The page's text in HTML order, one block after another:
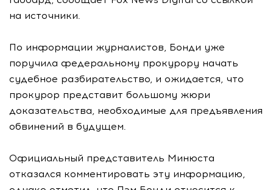
на источники.
По информации журналистов, Бонди уже
поручила федеральному прокурору начать
судебное разбирательство, и ожидается, что
прокурор представит большому жюри
доказательства, необходимые для предъявления
обвинений в будущем.
Официальный представитель Минюста
отказался комментировать эту информацию,